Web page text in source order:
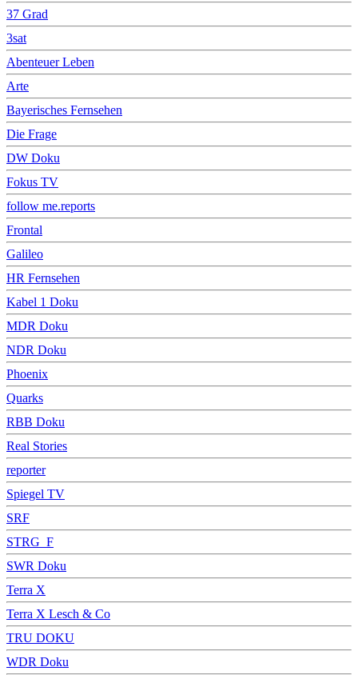
37 Grad
3sat
Abenteuer Leben
Arte
Bayerisches Fernsehen
Die Frage
DW Doku
Fokus TV
follow me.reports
Frontal
Galileo
HR Fernsehen
Kabel 1 Doku
MDR Doku
NDR Doku
Phoenix
Quarks
RBB Doku
Real Stories
reporter
Spiegel TV
SRF
STRG_F
SWR Doku
Terra X
Terra X Lesch & Co
TRU DOKU
WDR Doku